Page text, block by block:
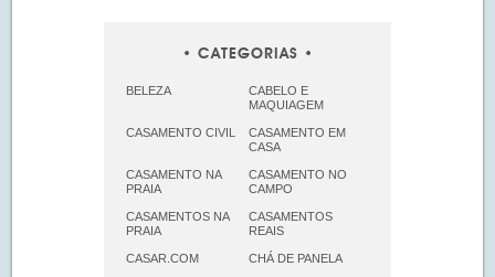
CATEGORIAS
BELEZA
CABELO E
MAQUIAGEM
CASAMENTO CIVIL
CASAMENTO EM
CASA
CASAMENTO NA
PRAIA
CASAMENTO NO
CAMPO
CASAMENTOS NA
PRAIA
CASAMENTOS
REAIS
CASAR.COM CHÁ DE PANELA